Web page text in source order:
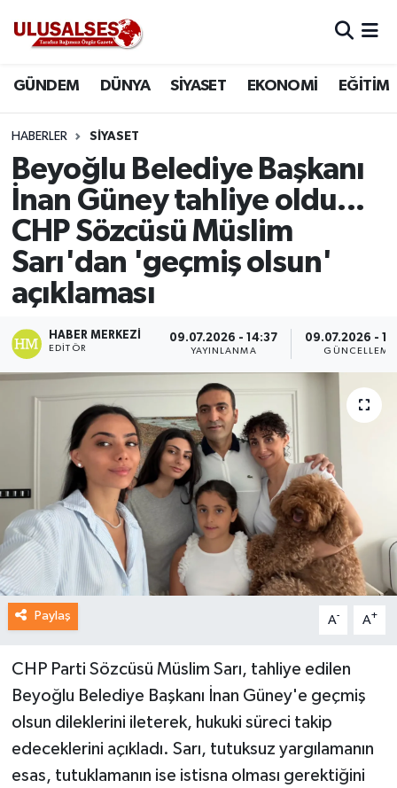
GÜNDEM DÜNYA SİYASET EKONOMİ EĞİTİM
HABERLER SİYASET
Beyoğlu Belediye Başkanı
İnan Güney tahliye oldu...
CHP Sözcüsü Müslim
Sarı'dan 'geçmiş olsun'
açıklaması
HABER MERKEZI
EDITÖR
09.07.2026 - 14:37
YAYINLANMA
09.07.2026 -
GÜNCELLEME
Paylaş A- A+
CHP Parti Sözcüsü Müslim Sarı, tahliye edilen
Beyoğlu Belediye Başkanı İnan Güney'e geçmiş
olsun dileklerini ileterek, hukuki süreci takip
edeceklerini açıkladı. Sarı, tutuksuz yargılamanın
esas, tutuklamanın ise istisna olması gerektiğini
DÜNYA
SİYASET
EKONOMİ
EĞİTİM
SAĞLIK
MAGAZİN
SPOR
Trafik Durumu
Süper Lig Puan Durumu ve Fikstür
Tüm Manşetler
Son Dakika Haberleri
Haber Arşivi